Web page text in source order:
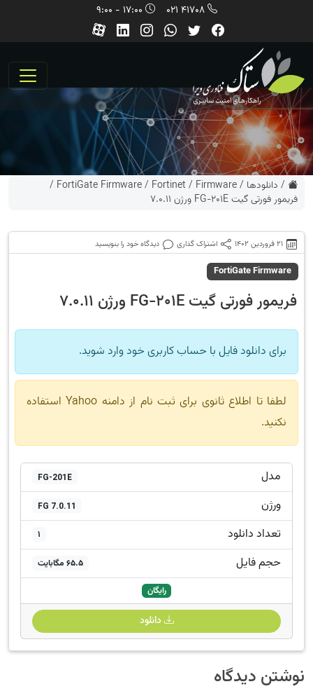
41708 021
/ دانلودها /
Firmware
/
Fortinet
/
FortiGate Firmware
/
فریمور فورتی گیت FG-201E ورژن 7.0.11
21 فروردین 1402 اشتراک گذاری دیدگاه خود را بنویسید
FortiGate Firmware
فریمور فورتی گیت FG-201E ورژن 7.0.11
برای دانلود فایل با حساب کاربری خود وارد شوید.
لطفا تا اطلاع ثانوی برای ثبت نام از دامنه Yahoo استفاده
نکنید.
مدل FG-201E
ورژن FG 7.0.11
تعداد دانلود 1
حجم فایل 65.5 مگابایت
رایگان
دانلود
نوشتن دیدگاه